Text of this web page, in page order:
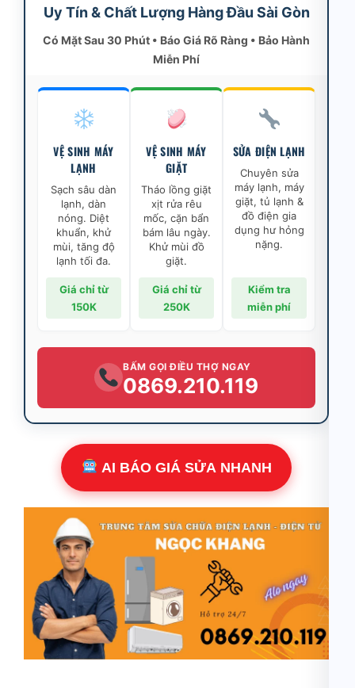
Uy Tín & Chất Lượng Hàng Đầu Sài Gòn
Có Mặt Sau 30 Phút • Báo Giá Rõ Ràng • Bảo Hành
Miễn Phí
VỆ SINH MÁY
LẠNH
Sạch sâu dàn
lạnh, dàn
nóng. Diệt
khuẩn, khử
mùi, tăng độ
lạnh tối đa.
Giá chỉ từ
150K
VỆ SINH MÁY
GIẶT
Tháo lồng giặt
xịt rửa rêu
mốc, cặn bẩn
bám lâu ngày.
Khử mùi đồ
giặt.
Giá chỉ từ
250K
SỬA ĐIỆN LẠNH
Chuyên sửa
máy lạnh, máy
giặt, tủ lạnh &
đồ điện gia
dụng hư hỏng
nặng.
Kiểm tra
miễn phí
BẤM GỌI ĐIỀU THỢ NGAY
0869.210.119
AI BÁO GIÁ SỬA NHANH